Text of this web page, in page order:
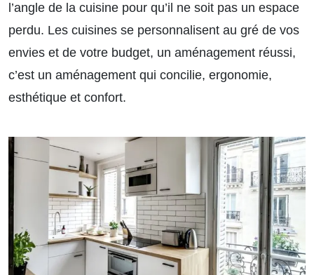
l’angle de la cuisine pour qu’il ne soit pas un espace
perdu. Les cuisines se personnalisent au gré de vos
envies et de votre budget, un aménagement réussi,
c’est un aménagement qui concilie, ergonomie,
esthétique et confort.